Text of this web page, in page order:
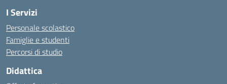
I Servizi
Personale scolastico
Famiglie e studenti
Percorsi di studio
Didattica